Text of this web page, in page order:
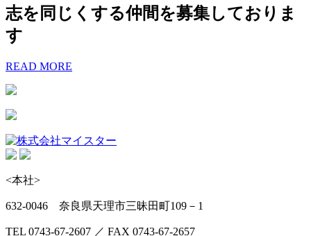
志を同じくする仲間を募集しておりま
す
READ MORE
<本社>
632-0046 奈良県天理市三昧田町109－1
TEL 0743-67-2607 ／ FAX 0743-67-2657